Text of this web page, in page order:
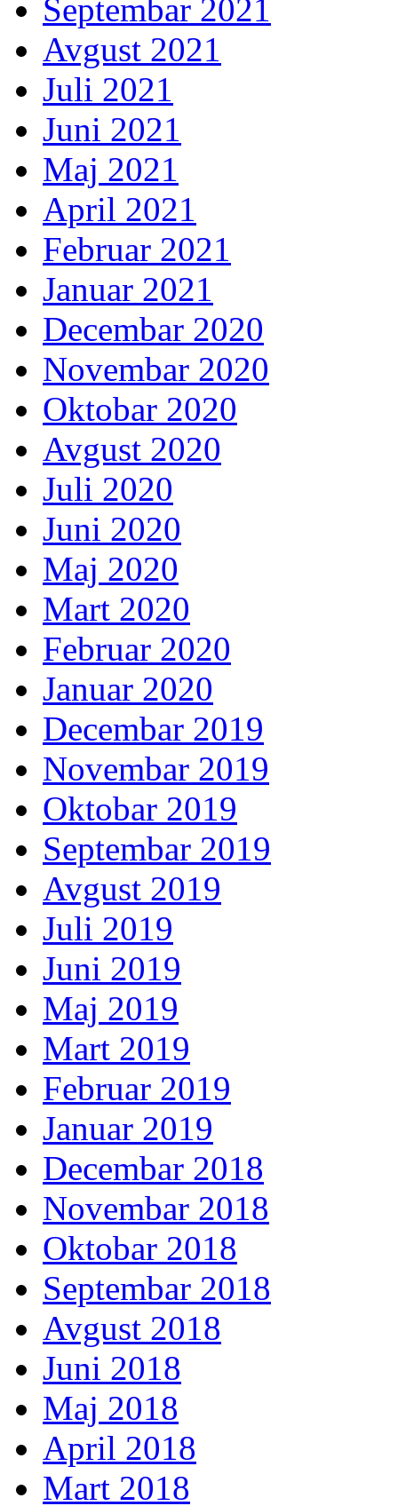
Septembar 2021
Avgust 2021
Juli 2021
Juni 2021
Maj 2021
April 2021
Februar 2021
Januar 2021
Decembar 2020
Novembar 2020
Oktobar 2020
Avgust 2020
Juli 2020
Juni 2020
Maj 2020
Mart 2020
Februar 2020
Januar 2020
Decembar 2019
Novembar 2019
Oktobar 2019
Septembar 2019
Avgust 2019
Juli 2019
Juni 2019
Maj 2019
Mart 2019
Februar 2019
Januar 2019
Decembar 2018
Novembar 2018
Oktobar 2018
Septembar 2018
Avgust 2018
Juni 2018
Maj 2018
April 2018
Mart 2018